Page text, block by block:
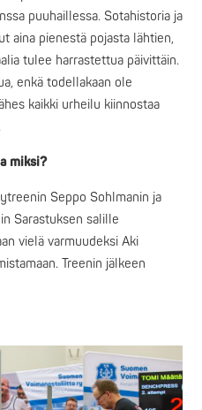
puuhaillessa. Sotahistoria ja
aina pienestä pojasta lähtien,
tulee harrastettua päivittäin.
enkä todellakaan ole
kaikki urheilu kiinnostaa
miksi?
Seppo Sohlmanin ja
Sarastuksen salille
vielä varmuudeksi Aki
Treenin jälkeen